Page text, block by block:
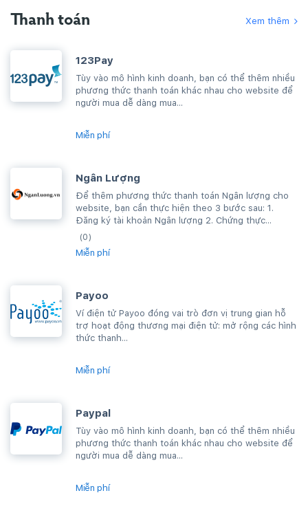
Thanh toán Xem thêm
123Pay
Tùy vào mô hình kinh doanh, bạn có thể thêm nhiều
phương thức thanh toán khác nhau cho website để
người mua dễ dàng mua...
Miễn phí
Ngân Lượng
Để thêm phương thức thanh toán Ngân lượng cho
website, bạn cần thực hiện theo 3 bước sau: 1.
Đăng ký tài khoản Ngân lượng 2. Chứng thực...
(0)
Miễn phí
Payoo
Ví điện tử Payoo đóng vai trò đơn vị trung gian hỗ
trợ hoạt động thương mại điện tử: mở rộng các hình
thức thanh...
Miễn phí
Paypal
Tùy vào mô hình kinh doanh, bạn có thể thêm nhiều
phương thức thanh toán khác nhau cho website để
người mua dễ dàng mua...
Miễn phí